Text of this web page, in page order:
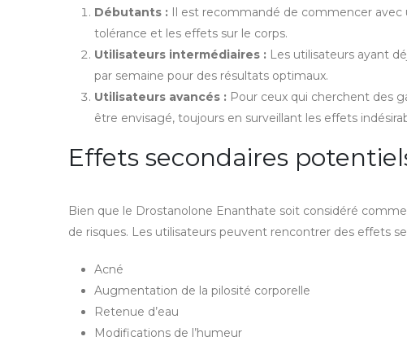
Débutants : Il est recommandé de commencer
tolérance et les effets sur le corps.
Utilisateurs intermédiaires : Les utilisateurs ayant
par semaine pour des résultats optimaux.
Utilisateurs avancés : Pour ceux qui cherchent des
être envisagé, toujours en surveillant les effets
Effets secondaires
Bien que le Drostanolone Enanthate soit considéré comme
de risques. Les utilisateurs peuvent rencontrer des effets
Acné
Augmentation de la pilosité corporelle
Retenue d’eau
Modifications de l’humeur